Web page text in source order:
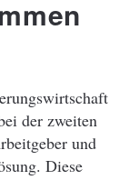
der zweiten
und
Diese